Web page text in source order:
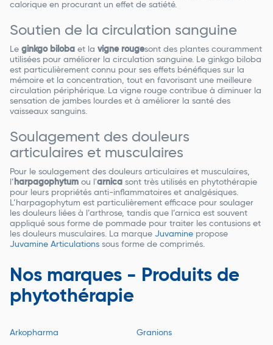
calorique en procurant un effet de satiété.
Soutien de la circulation sanguine
Le ginkgo biloba et la vigne rougesont des plantes couramment
utilisées pour améliorer la circulation sanguine. Le ginkgo biloba
est particulièrement connu pour ses effets bénéfiques sur la
mémoire et la concentration, tout en favorisant une meilleure
circulation périphérique. La vigne rouge contribue à diminuer la
sensation de jambes lourdes et à améliorer la santé des
vaisseaux sanguins.
Soulagement des douleurs
articulaires et musculaires
Pour le soulagement des douleurs articulaires et musculaires,
l’ harpagophytum ou l'arnica sont très utilisés en phytothérapie
pour leurs propriétés anti-inflammatoires et analgésiques.
L’harpagophytum est particulièrement efficace pour soulager
les douleurs liées à l’arthrose, tandis que l’arnica est souvent
appliqué sous forme de pommade pour traiter les contusions et
les douleurs musculaires. La marque Juvamine propose
Juvamine Articulations sous forme de comprimés.
Nos marques - Produits de
phytothérapie
Arkopharma Granions